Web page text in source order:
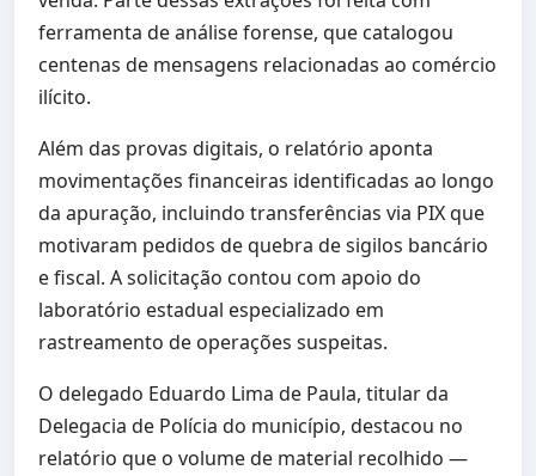
ferramenta de análise forense, que catalogou
centenas de mensagens relacionadas ao comércio
ilícito.
Além das provas digitais, o relatório aponta
movimentações financeiras identificadas ao longo
da apuração, incluindo transferências via PIX que
motivaram pedidos de quebra de sigilos bancário
e fiscal. A solicitação contou com apoio do
laboratório estadual especializado em
rastreamento de operações suspeitas.
O delegado Eduardo Lima de Paula, titular da
Delegacia de Polícia do município, destacou no
relatório que o volume de material recolhido —